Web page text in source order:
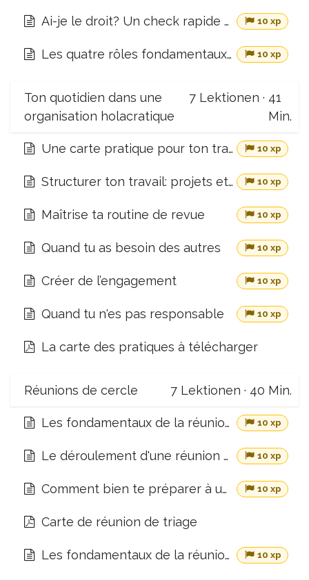
Ai-je le droit? Un check rapide et pratique 10 xp
Les quatre rôles fondamentaux d'un cercle 10 xp
Ton quotidien dans une
organisation holacratique
7 Lektionen · 41
Min.
Une carte pratique pour ton travail quotidien 10 xp
Structurer ton travail: projets et prochaines-actions 10 xp
Maîtrise ta routine de revue 10 xp
Quand tu as besoin des autres 10 xp
Créer de l’engagement 10 xp
Quand tu n'es pas responsable 10 xp
La carte des pratiques à télécharger
Réunions de cercle 7 Lektionen · 40 Min.
Les fondamentaux de la réunion de triage 10 xp
Le déroulement d'une réunion de triage 10 xp
Comment bien te préparer à une réunion de triage 10 xp
Carte de réunion de triage
Les fondamentaux de la réunion de gouvernance 10 xp